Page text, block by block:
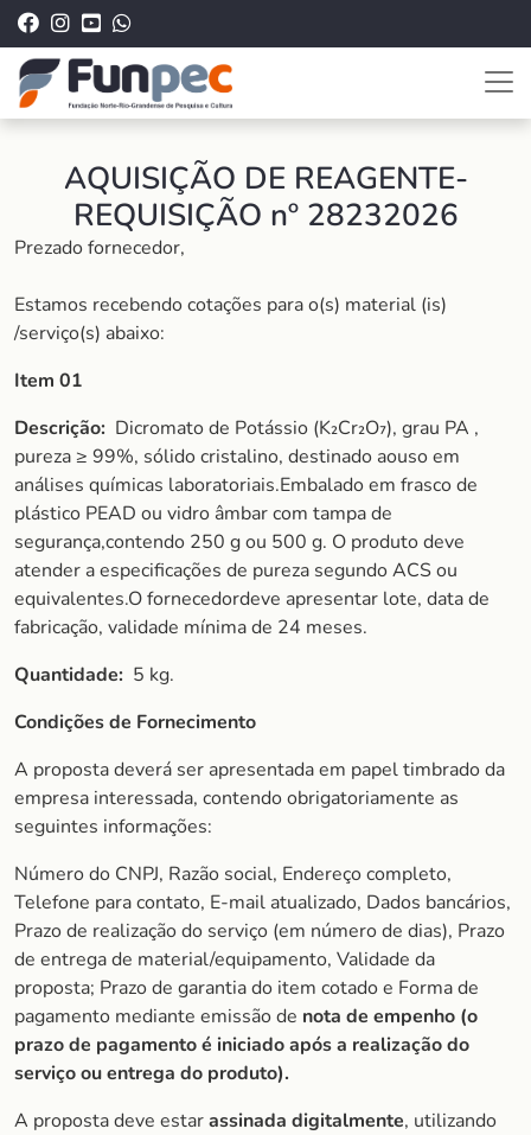
AQUISIÇÃO DE REAGENTE-
REQUISIÇÃO nº 28232026
Prezado fornecedor,
Estamos recebendo cotações para o(s) material (is)
/serviço(s) abaixo:
Item 01
Descrição: Dicromato de Potássio (K₂Cr₂O₇), grau PA ,
pureza ≥ 99%, sólido cristalino, destinado aouso em
análises químicas laboratoriais.Embalado em frasco de
plástico PEAD ou vidro âmbar com tampa de
segurança,contendo 250 g ou 500 g. O produto deve
atender a especificações de pureza segundo ACS ou
equivalentes.O fornecedordeve apresentar lote, data de
fabricação, validade mínima de 24 meses.
Quantidade: 5 kg.
Condições de Fornecimento
A proposta deverá ser apresentada em papel timbrado da
empresa interessada, contendo obrigatoriamente as
seguintes informações:
Número do CNPJ, Razão social, Endereço completo,
Telefone para contato, E-mail atualizado, Dados bancários,
Prazo de realização do serviço (em número de dias), Prazo
de entrega de material/equipamento, Validade da
proposta; Prazo de garantia do item cotado e Forma de
pagamento mediante emissão de nota de empenho (o
prazo de pagamento é iniciado após a realização do
serviço ou entrega do produto).
A proposta deve estarassinada digitalmente, utilizando